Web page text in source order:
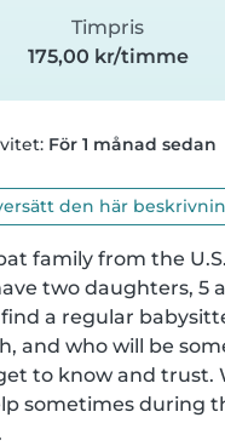
Timpris
175,00 kr/timme
För 1 månad sedan
den här
family from the
two daughters, 5
a regular
and who will be
to know and trust.
sometimes during